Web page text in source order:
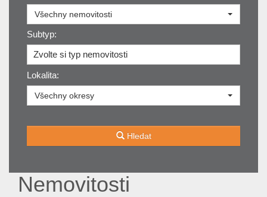
Všechny nemovitosti
Subtyp:
Zvolte si typ nemovitosti
Lokalita:
Všechny okresy
Hledat
Nemovitosti